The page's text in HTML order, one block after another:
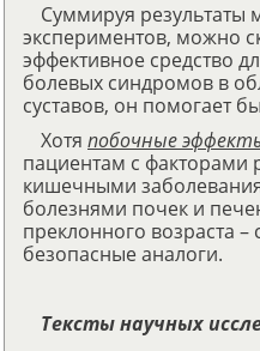
Суммируя результаты
экспериментов, можно
эффективное средство
болевых синдромов в
суставов, он помогает
Хотя побочные
пациентам с факторами
кишечными
болезнями почек и
преклонного возраста –
безопасные аналоги.
Тексты научных